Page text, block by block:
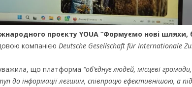
проєкту YOUA “Формуємо нові
компанією Deutsche Gesellschaft für Internationale
що платформа “об’єднує людей, місцеві
до інформації легшим, співпрацю ефективнішою, а